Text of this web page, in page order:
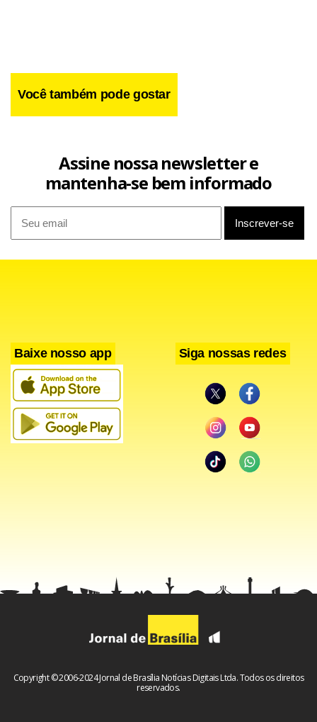
Você também pode gostar
Assine nossa newsletter e
mantenha-se bem informado
Baixe nosso app Siga nossas redes
Copyright © 2006-2024 Jornal de Brasília Notícias Digitais Ltda. Todos os direitos
reservados.